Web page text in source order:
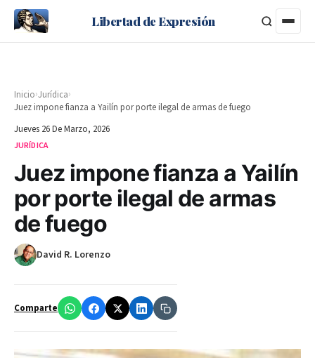
Libertad de Expresión
Inicio›Jurídica›
Juez impone fianza a Yailín por porte ilegal de armas de fuego
Jueves 26 De Marzo, 2026
JURÍDICA
Juez impone fianza a Yailín
por porte ilegal de armas
de fuego
David R. Lorenzo
Comparte